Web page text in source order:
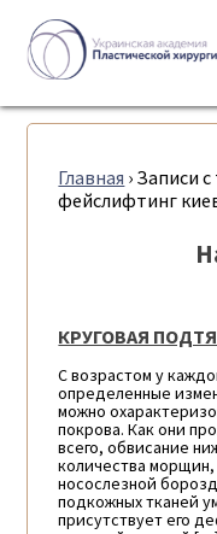
Главная › Записи
фейслифтинг
КРУГОВАЯ
С возрастом у
определенные
можно
покрова. Как они
всего, обвисание
количества морщин,
носослезной
подкожных тканей
присутствует его